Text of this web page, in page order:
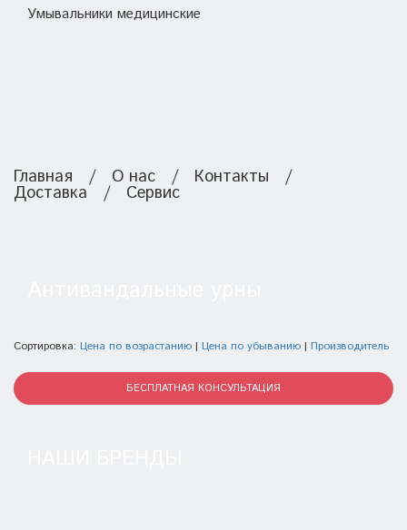
Умывальники медицинские
Главная / О нас / Контакты /
Доставка / Сервис
Сортировка: Цена по возрастанию | Цена по убыванию | Производитель
БЕСПЛАТНАЯ КОНСУЛЬТАЦИЯ